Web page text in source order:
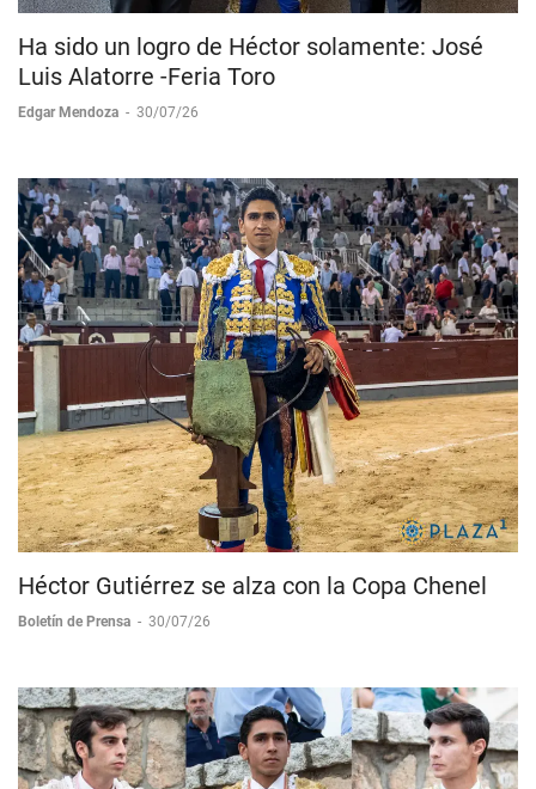
Ha sido un logro de Héctor solamente: José
Luis Alatorre -Feria Toro
Edgar Mendoza - 30/07/26
Héctor Gutiérrez se alza con la Copa Chenel
Boletín de Prensa - 30/07/26